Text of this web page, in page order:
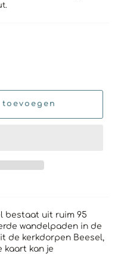
toevoegen
bestaat uit ruim 95
wandelpaden in de
de kerkdorpen Beesel,
kaart kan je